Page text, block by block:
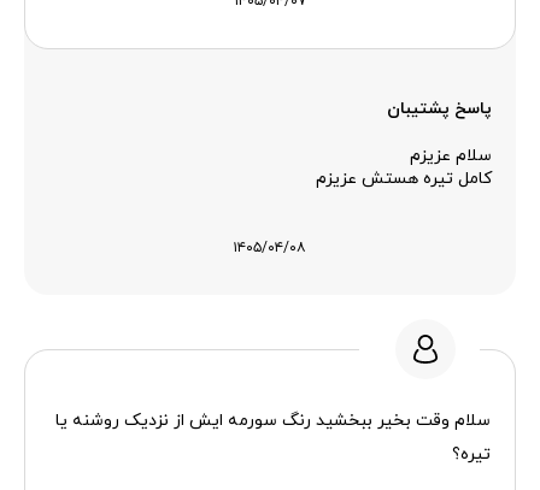
پاسخ پشتیبان
سلام عزیزم
کامل تیره هستش عزیزم
۱۴۰۵/۰۴/۰۸
سلام وقت بخیر ببخشید رنگ سورمه ایش از نزدیک روشنه یا
تیره؟